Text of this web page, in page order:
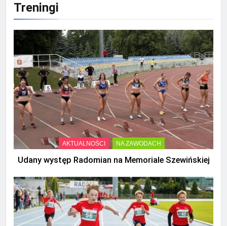
Treningi
AKTUALNOŚCI NA ZAWODACH
Udany występ Radomian na Memoriale Szewińskiej